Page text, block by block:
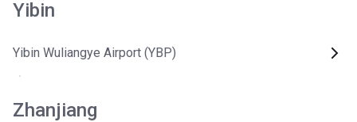
Yibin
Yibin Wuliangye Airport (YBP)
Zhanjiang